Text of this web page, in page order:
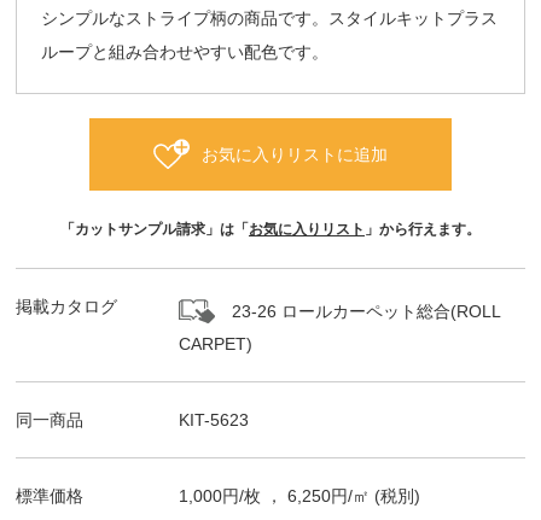
シンプルなストライプ柄の商品です。スタイルキットプラス
ループと組み合わせやすい配色です。
お気に入りリストに追加
「カットサンプル請求」は「 お気に入りリスト 」から行えます。
掲載カタログ
23-26 ロールカーペット総合(ROLL
CARPET)
同一商品 KIT-5623
標準価格 1,000円/枚 ，6,250円/㎡ (税別)